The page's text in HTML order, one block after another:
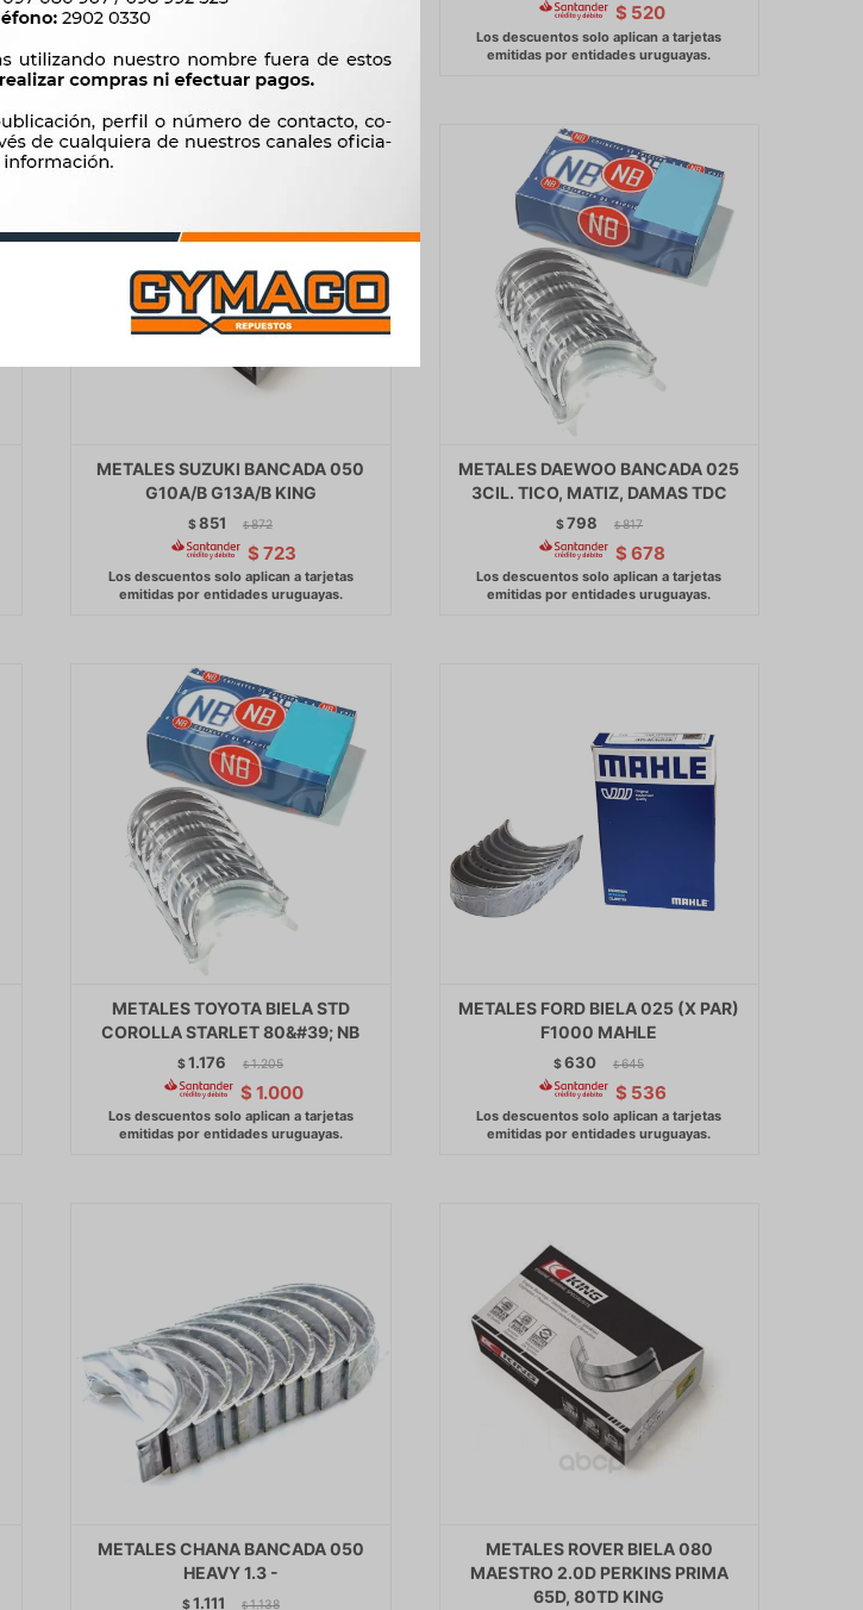
$ 520
METALES SUZUKI BANCADA 050
G10A/B G13A/B KING
$851 $ 872
$ 723
METALES DAEWOO BANCADA 025
3CIL. TICO, MATIZ, DAMAS TDC
$798 $ 817
$ 678
METALES TOYOTA BIELA STD
COROLLA STARLET 80&#39; NB
$1.176 $ 1.205
$ 1.000
METALES FORD BIELA 025 (X PAR)
F1000 MAHLE
$630 $ 645
$ 536
METALES CHANA BANCADA 050
HEAVY 1.3 -
$1.111 $ 1.138
METALES ROVER BIELA 080
MAESTRO 2.0D PERKINS PRIMA
65D, 80TD KING